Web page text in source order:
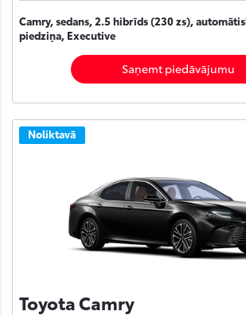
Camry, sedans, 2.5 hibrīds (230 zs),
piedziņa, Executive
Saņemt piedāvājumu
Noliktavā
Toyota Camry